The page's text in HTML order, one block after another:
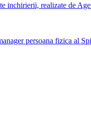
realizate de
persoana fizica al